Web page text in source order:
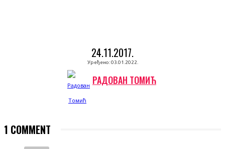
24.11.2017.
Уређено: 03.01.2022.
РАДОВАН ТОМИЋ
1 COMMENT